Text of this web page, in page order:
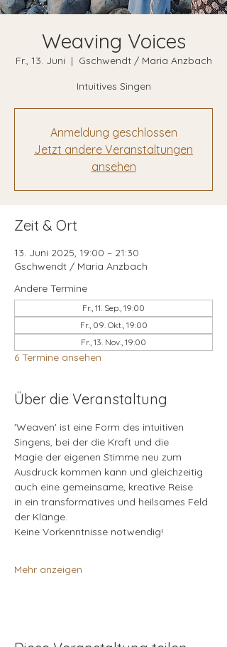
Weaving Voices
Fr., 13. Juni
  |
Gschwendt / Maria Anzbach
Intuitives Singen
Anmeldung geschlossen
Jetzt andere Veranstaltungen
ansehen
Zeit & Ort
13. Juni 2025, 19:00 – 21:30
Gschwendt / Maria Anzbach
Andere Termine
Fr., 11. Sep., 19:00
Fr., 09. Okt., 19:00
Fr., 13. Nov., 19:00
6 Termine ansehen
Über die Veranstaltung
'Weaven' ist eine Form des intuitiven
Singens, bei der die Kraft und die
Magie der eigenen Stimme neu zum
Ausdruck kommen kann und gleichzeitig
auch eine gemeinsame, kreative Reise
in ein transformatives und heilsames Feld
der Klänge.
Keine Vorkenntnisse notwendig!
Mehr anzeigen